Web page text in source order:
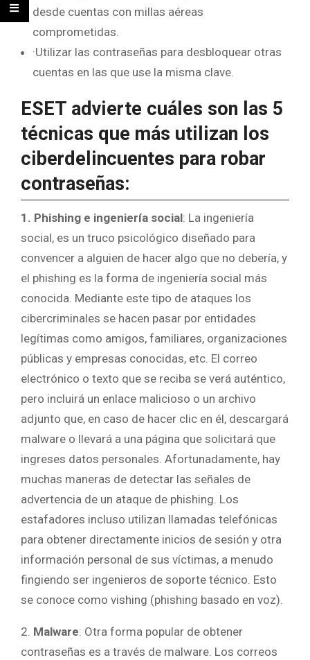
desde cuentas con millas aéreas
comprometidas.
·Utilizar las contraseñas para desbloquear otras
cuentas en las que use la misma clave.
ESET advierte cuáles son las 5
técnicas que más utilizan los
ciberdelincuentes para robar
contraseñas:
1. Phishing e ingeniería social: La ingeniería
social, es un truco psicológico diseñado para
convencer a alguien de hacer algo que no debería, y
el phishing es la forma de ingeniería social más
conocida. Mediante este tipo de ataques los
cibercriminales se hacen pasar por entidades
legítimas como amigos, familiares, organizaciones
públicas y empresas conocidas, etc. El correo
electrónico o texto que se reciba se verá auténtico,
pero incluirá un enlace malicioso o un archivo
adjunto que, en caso de hacer clic en él, descargará
malware o llevará a una página que solicitará que
ingreses datos personales. Afortunadamente, hay
muchas maneras de detectar las señales de
advertencia de un ataque de phishing. Los
estafadores incluso utilizan llamadas telefónicas
para obtener directamente inicios de sesión y otra
información personal de sus víctimas, a menudo
fingiendo ser ingenieros de soporte técnico. Esto
se conoce como vishing (phishing basado en voz).
2. Malware: Otra forma popular de obtener
contraseñas es a través de malware. Los correos